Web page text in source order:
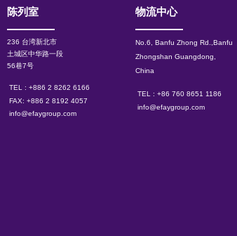
陈列室
236 台湾新北市
土城区中华路一段
56巷7号
TEL : +886 2 8262 6166
FAX: +886 2 8192 4057
info@efaygroup.com
物流中心
No.6, Banfu Zhong Rd.,Banfu
Zhongshan Guangdong,
China
TEL : +86 760 8651 1186
info@efaygroup.com